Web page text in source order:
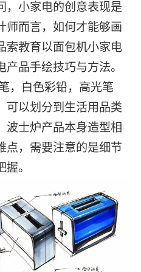
，小家电的创意表现是
师而言，如何才能够画
索教育以面包机小家电
品手绘技巧与方法。
，白色彩铅，高光笔
可以划分到生活用品类
波士炉产品本身造型相
点，需要注意的是细节
。